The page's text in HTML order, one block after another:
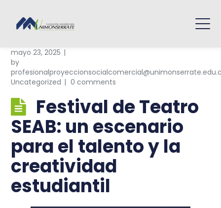
mayo 23, 2025
by
Uncategorized
0 comments
Festival de Teatro
SEAB: un escenario
para el talento y la
creatividad
estudiantil